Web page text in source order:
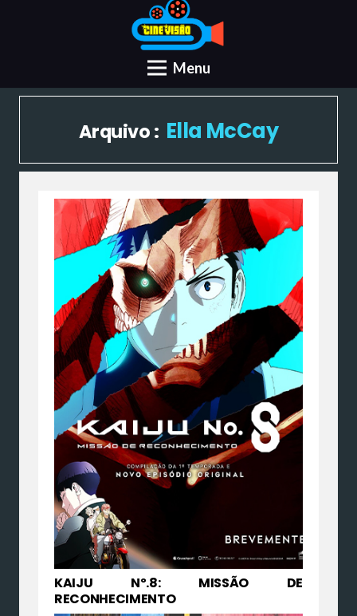
Menu
Arquivo : Ella McCay
KAIJU Nº.8: MISSÃO DE
RECONHECIMENTO